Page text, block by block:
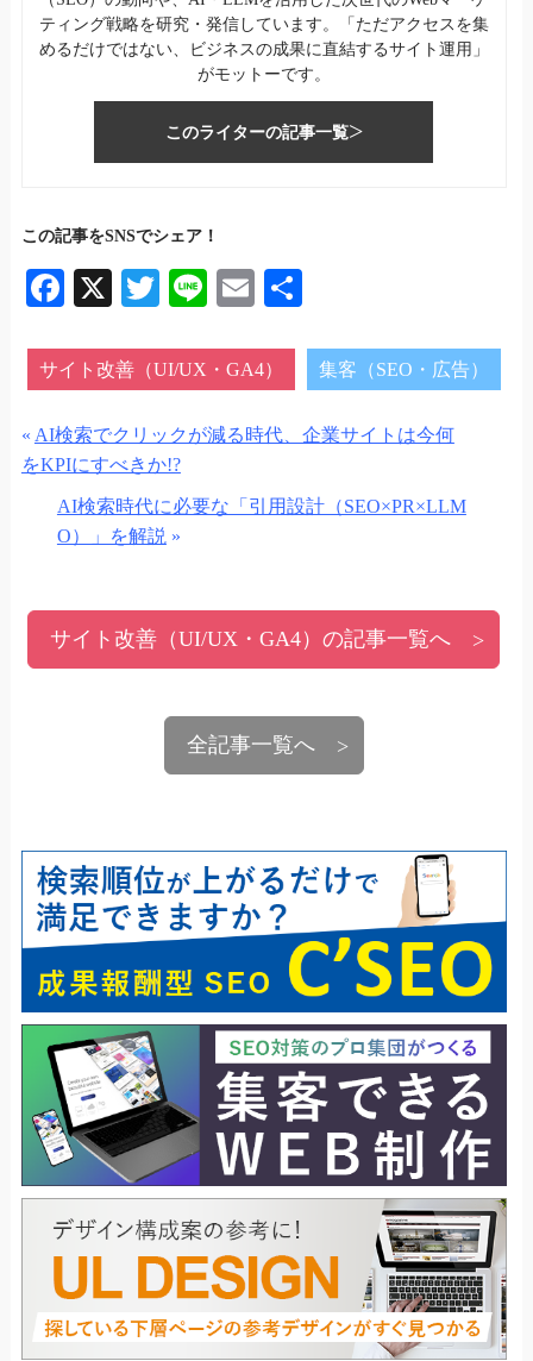
ティング戦略を研究・発信しています。「ただアクセスを集
めるだけではない、ビジネスの成果に直結するサイト運用」
がモットーです。
このライターの記事一覧
この記事をSNSでシェア！
Fa
bo
ok
X
T
tte
r
Li
E
ail
サイト改善（UI/UX・GA4） 集客（SEO・広告）
« AI検索でクリックが減る時代、企業サイトは今何
をKPIにすべきか!?
AI検索時代に必要な「引用設計（SEO×PR×LLM
O）」を解説 »
サイト改善（UI/UX・GA4）の記事一覧へ
全記事一覧へ